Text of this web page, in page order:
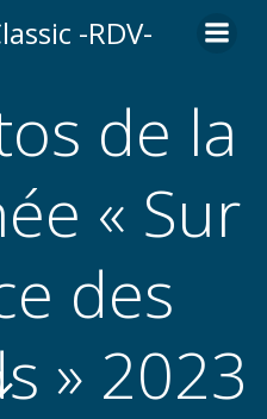
au
-RDV-
de la
« Sur
des
» 2023